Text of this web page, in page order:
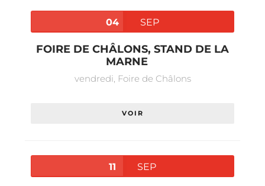
04 SEP
FOIRE DE CHÂLONS, STAND DE LA
MARNE
vendredi, Foire de Châlons
VOIR
11 SEP